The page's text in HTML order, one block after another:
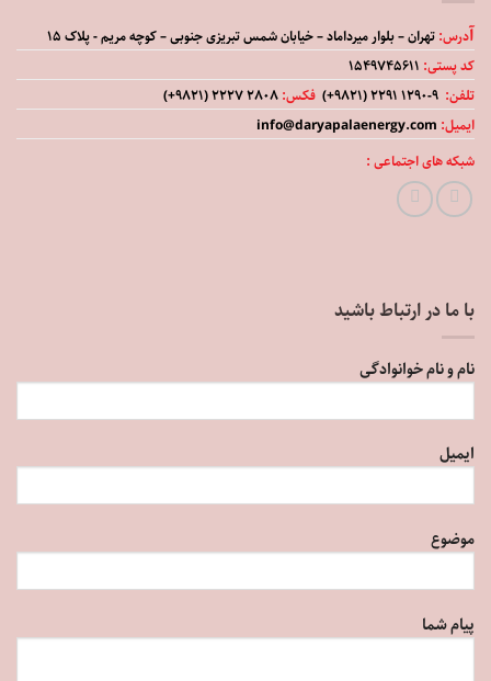
آدرس:تهران – بلوار میرداماد – خیابان شمس تبریزی جنوبی – کوچه مریم - پلاک ۱۵
كد پستی:
تلفن:
فکس:
ایمیل:
شبکه های اجتماعی :
با ما در ارتباط باشید
نام و نام خوانوادگی
ایمیل
موضوع
پیام شما